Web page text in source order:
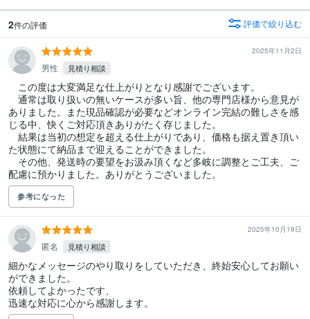
2件の評価 評価で絞り込む
2025年11月2日
男性 見積り相談
この度は大変満足な仕上がりとなり感謝でございます。
通常は取り扱いの無いケースが多い旨、他の専門店様から意見が
ありました。また現品確認が必要などオンライン完結の難しさを感
じる中、快くご対応頂きありがたく存じました。
結果は当初の想定を超える仕上がりであり、価格も据え置き頂い
た状態にて納品まで迎えることができました。
その他、発送時の要望をお汲み頂くなど多岐に調整とご工夫、ご
配慮に預かりました。ありがとうございました。
参考になった
2025年10月19日
匿名 見積り相談
細かなメッセージのやり取りをしていただき、終始安心してお願い
ができました。
依頼してよかったです、